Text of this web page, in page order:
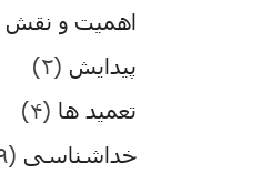
اهمیت و نقش
پیدایش (۲)
تعمید ها (۴)
خداشناسی (۱۹)